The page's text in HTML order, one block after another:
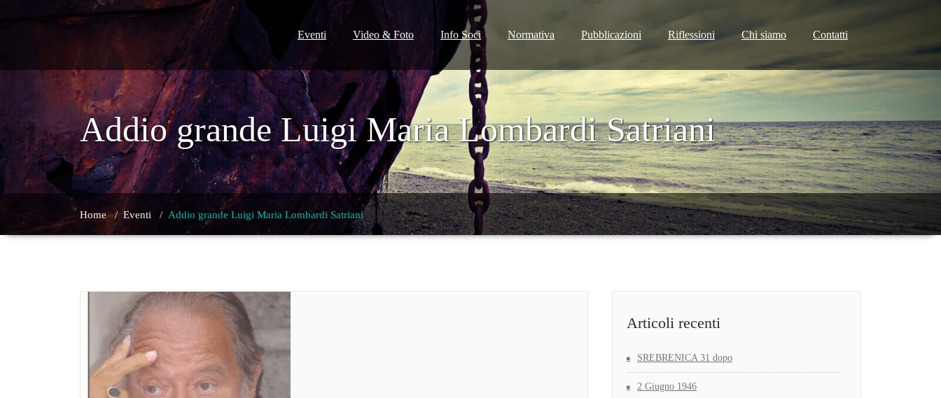
Eventi Video & Foto Info Soci Normativa Pubblicazioni Riflessioni Chi siamo Contatti
Addio grande Luigi Maria Lombardi Satriani
Home/Eventi / Addio grande Luigi Maria Lombardi Satriani
Articoli recenti
SREBRENICA 31 dopo
2 Giugno 1946